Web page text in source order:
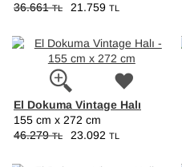
36.661TL 21.759 TL
El Dokuma Vintage Halı
155 cm x 272 cm
46.279TL 23.092 TL